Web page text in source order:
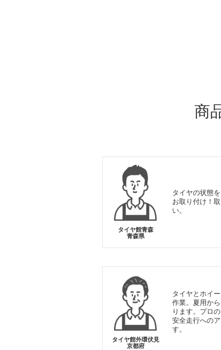
商
タイヤ館青森
青森県
タイヤの状態
お取り付け！
い。
タイヤ館外環伏見
京都府
タイヤとホイ
作業。夏用か
ります。プロ
安全走行への
す。